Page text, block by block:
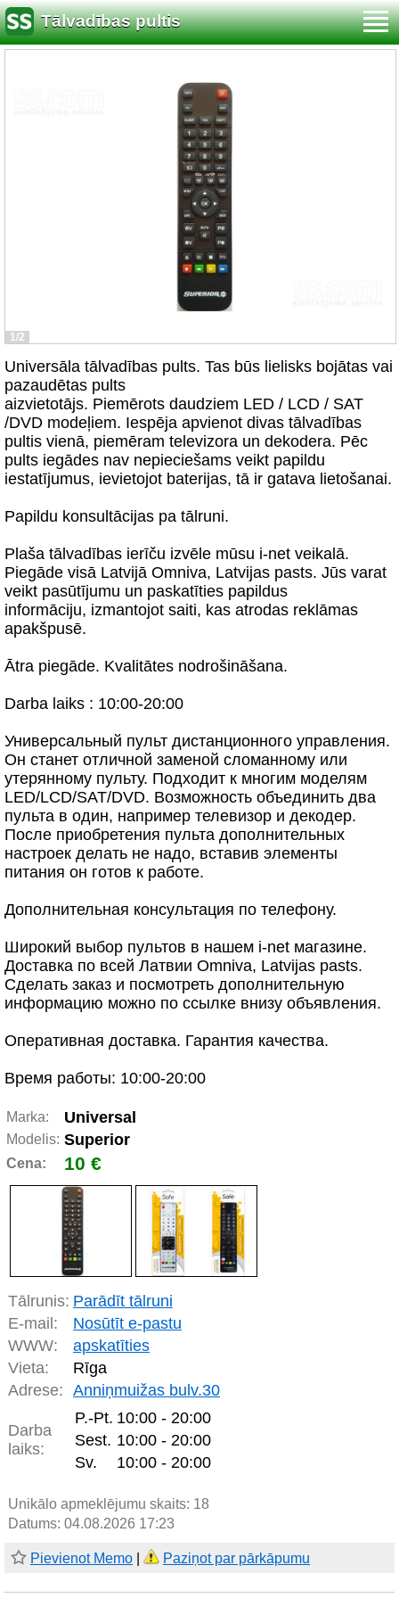
Tālvadības pultis
1/2
Universāla tālvadības pults. Tas būs lielisks bojātas vai
pazaudētas pults
aizvietotājs. Piemērots daudziem LED / LCD / SAT
/DVD modeļiem. Iespēja apvienot divas tālvadības
pultis vienā, piemēram televizora un dekodera. Pēc
pults iegādes nav nepieciešams veikt papildu
iestatījumus, ievietojot baterijas, tā ir gatava lietošanai.
Papildu konsultācijas pa tālruni.
Plaša tālvadības ierīču izvēle mūsu i-net veikalā.
Piegāde visā Latvijā Omniva, Latvijas pasts. Jūs varat
veikt pasūtījumu un paskatīties papildus
informāciju, izmantojot saiti, kas atrodas reklāmas
apakšpusē.
Ātra piegāde. Kvalitātes nodrošināšana.
Darba laiks : 10:00-20:00
Универсальный пульт дистанционного управления.
Он станет отличной заменой сломанному или
утерянному пульту. Подходит к многим моделям
LED/LCD/SAT/DVD. Возможность объединить два
пульта в один, например телевизор и декодер.
После приобретения пульта дополнительных
настроек делать не надо, вставив элементы
питания он готов к работе.
Дополнительная консультация по телефону.
Широкий выбор пультов в нашем i-net магазине.
Доставка по всей Латвии Omniva, Latvijas pasts.
Сделать заказ и посмотреть дополнительную
информацию можно по ссылке внизу объявления.
Оперативная доставка. Гарантия качества.
Время работы: 10:00-20:00
Marka: Universal
Modelis: Superior
Cena: 10 €
Tālrunis: Parādīt tālruni
E-mail:
Nosūtīt e-pastu
WWW:
apskatīties
Vieta:
Rīga
Adrese: Anniņmuižas bulv.30
Darba
laiks:
P.-Pt. 10:00 - 20:00
Sest. 10:00 - 20:00
Sv.
10:00 - 20:00
Unikālo apmeklējumu skaits: 18
Datums: 04.08.2026 17:23
Pievienot Memo Paziņot par pārkāpumu